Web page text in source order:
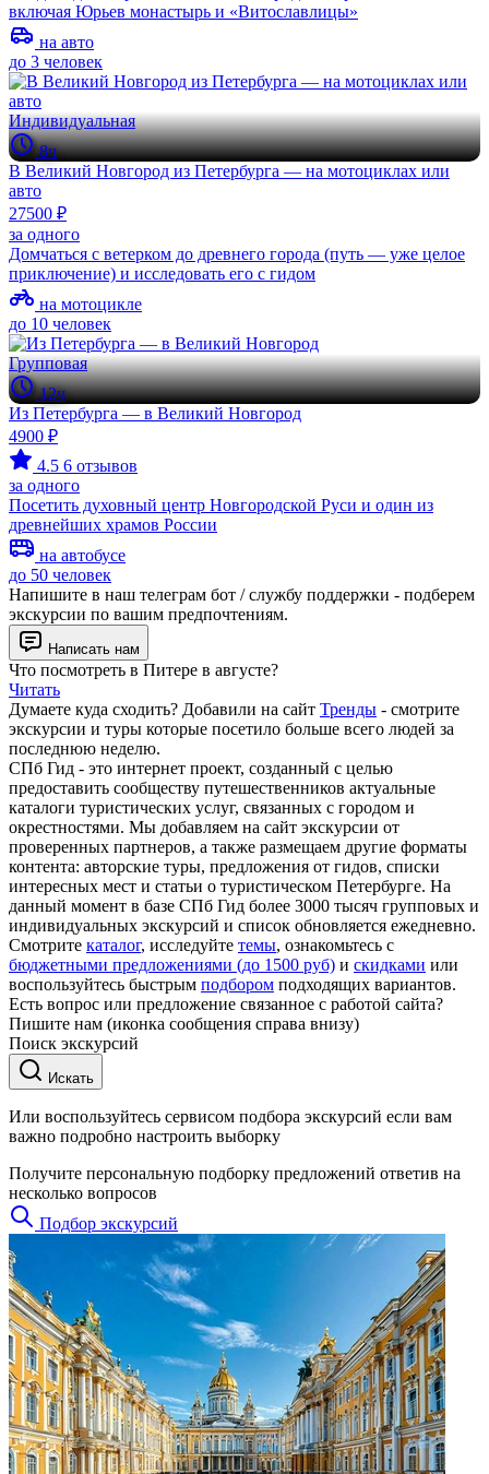
включая Юрьев монастырь и «Витославлицы»
на авто
до 3 человек
Индивидуальная
8ч
В Великий Новгород из Петербурга — на мотоциклах или
авто
27500 ₽
за одного
Домчаться с ветерком до древнего города (путь — уже целое
приключение) и исследовать его с гидом
на мотоцикле
до 10 человек
Групповая
12ч
Из Петербурга — в Великий Новгород
4900 ₽
4.5 6 отзывов
за одного
Посетить духовный центр Новгородской Руси и один из
древнейших храмов России
на автобусе
до 50 человек
Напишите в наш телеграм бот / службу поддержки - подберем
экскурсии по вашим предпочтениям.
Написать нам
Что посмотреть в Питере в августе?
Читать
Думаете куда сходить? Добавили на сайт Тренды - смотрите
экскурсии и туры которые посетило больше всего людей за
последнюю неделю.
СПб Гид - это интернет проект, созданный с целью
предоставить сообществу путешественников актуальные
каталоги туристических услуг, связанных с городом и
окрестностями. Мы добавляем на сайт экскурсии от
проверенных партнеров, а также размещаем другие форматы
контента: авторские туры, предложения от гидов, списки
интересных мест и статьи о туристическом Петербурге. На
данный момент в базе СПб Гид более 3000 тысяч групповых и
индивидуальных экскурсий и список обновляется ежедневно.
Смотрите каталог, исследуйте темы, ознакомьтесь с
бюджетными предложениями (до 1500 руб) и скидками или
воспользуйтесь быстрым подбором подходящих вариантов.
Есть вопрос или предложение связанное с работой сайта?
Пишите нам (иконка сообщения справа внизу)
Поиск экскурсий
Искать
Или воспользуйтесь сервисом подбора экскурсий если вам
важно подробно настроить выборку
Получите персональную подборку предложений ответив на
несколько вопросов
Подбор экскурсий